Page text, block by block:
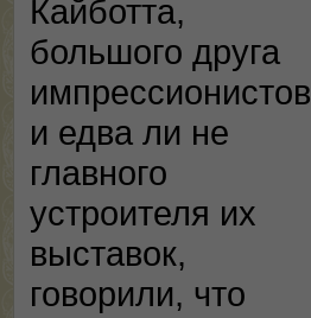
Кайботта,
большого друга
импрессионистов
и едва ли не
главного
устроителя их
выставок,
говорили, что